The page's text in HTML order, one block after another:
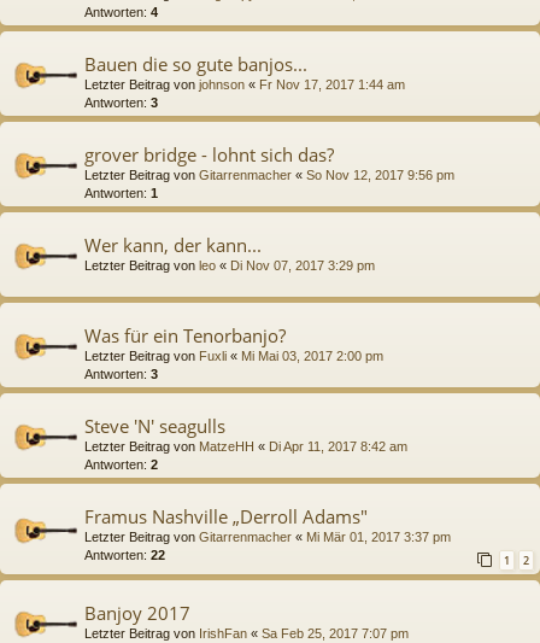
Antworten: 4
Bauen die so gute banjos...
Letzter Beitrag von johnson « Fr Nov 17, 2017 1:44 am
Antworten: 3
grover bridge - lohnt sich das?
Letzter Beitrag von Gitarrenmacher « So Nov 12, 2017 9:56 pm
Antworten: 1
Wer kann, der kann...
Letzter Beitrag von leo « Di Nov 07, 2017 3:29 pm
Was für ein Tenorbanjo?
Letzter Beitrag von Fuxli « Mi Mai 03, 2017 2:00 pm
Antworten: 3
Steve 'N' seagulls
Letzter Beitrag von MatzeHH « Di Apr 11, 2017 8:42 am
Antworten: 2
Framus Nashville „Derroll Adams"
Letzter Beitrag von Gitarrenmacher « Mi Mär 01, 2017 3:37 pm
Antworten: 22 1 2
Banjoy 2017
Letzter Beitrag von IrishFan « Sa Feb 25, 2017 7:07 pm